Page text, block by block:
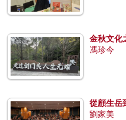
金秋文化
馮珍今
從顧生岳
劉家美